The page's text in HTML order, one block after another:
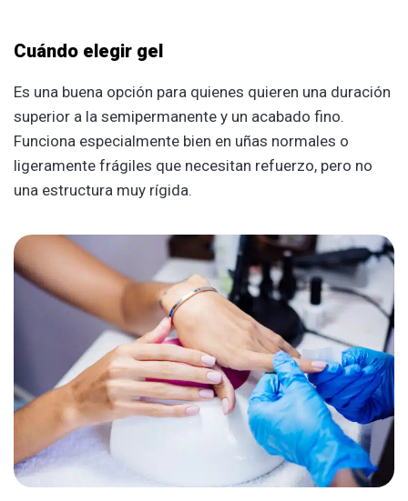
Cuándo elegir gel
Es una buena opción para quienes quieren una duración
superior a la semipermanente y un acabado fino.
Funciona especialmente bien en uñas normales o
ligeramente frágiles que necesitan refuerzo, pero no
una estructura muy rígida.